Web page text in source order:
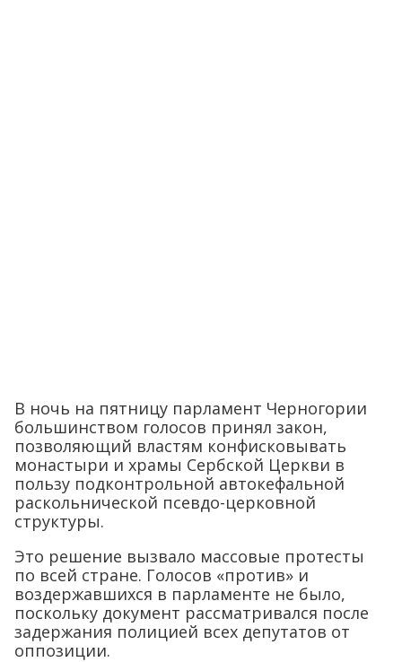
В ночь на пятницу парламент Черногории
большинством голосов принял закон,
позволяющий властям конфисковывать
монастыри и храмы Сербской Церкви в
пользу подконтрольной автокефальной
раскольнической псевдо-церковной
структуры.
Это решение вызвало массовые протесты
по всей стране. Голосов «против» и
воздержавшихся в парламенте не было,
поскольку документ рассматривался после
задержания полицией всех депутатов от
оппозиции.